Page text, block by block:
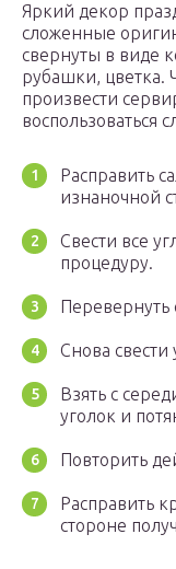
Яркий декор
сложенные
свернуты в виде
рубашки, цветка.
произвести
воспользоваться
Расправить
изнаночной
Свести все
процедуру.
Перевернуть
Снова свести
Взять с
уголок и
Повторить
Расправить
стороне